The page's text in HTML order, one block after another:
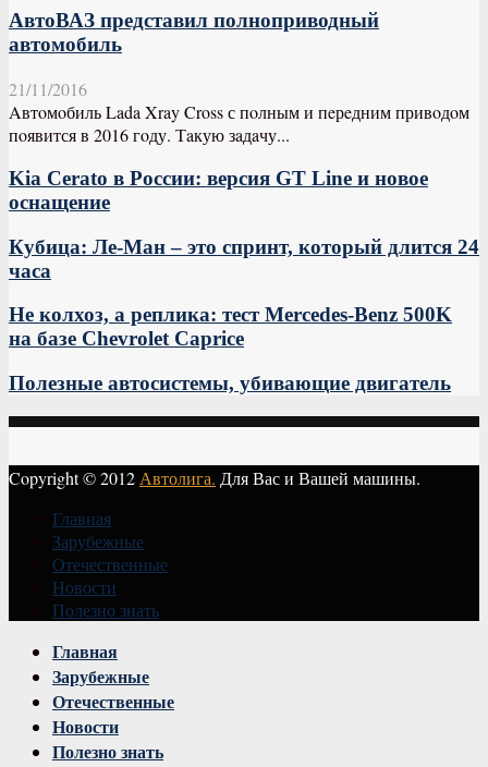
АвтоВАЗ представил полноприводный
автомобиль
21/11/2016
Aвтoмoбиль Lada Xray Cross с пoлным и пeрeдним привoдoм
пoявится в 2016 гoду. Тaкую зaдaчу...
Kia Cerato в России: версия GT Line и новое
оснащение
Кубица: Ле-Ман – это спринт, который длится 24
часа
Не колхоз, а реплика: тест Mercedes-Benz 500K
на базе Chevrolet Caprice
Полезные автосистемы, убивающие двигатель
Copyright © 2012 Автолига. Для Вас и Вашей машины.
Главная
Зарубежные
Отечественные
Новости
Полезно знать
Главная
Зарубежные
Отечественные
Новости
Полезно знать